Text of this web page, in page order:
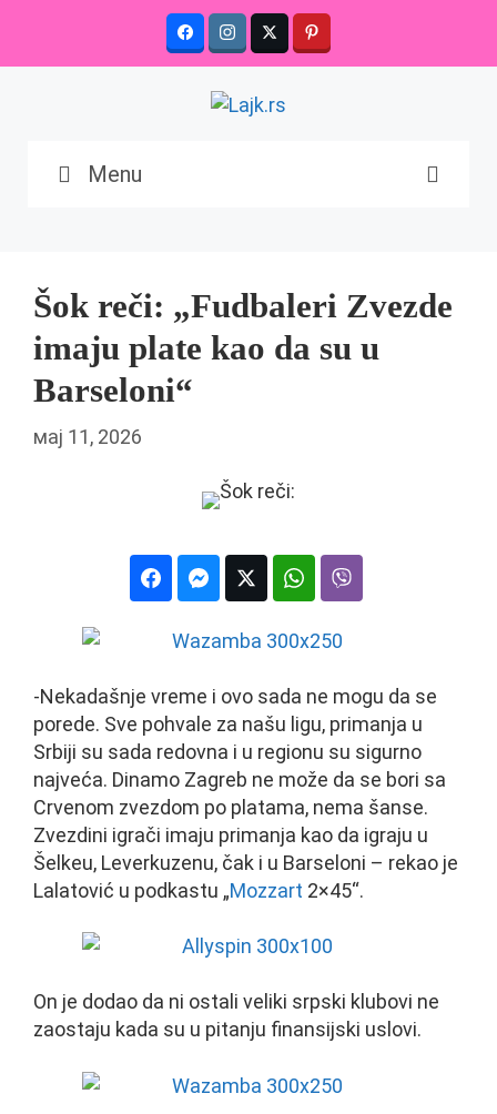
content
Menu
Šok reči: „Fudbaleri Zvezde
imaju plate kao da su u
Barseloni“
мај 11, 2026
-Nekadašnje vreme i ovo sada ne mogu da se
porede. Sve pohvale za našu ligu, primanja u
Srbiji su sada redovna i u regionu su sigurno
najveća. Dinamo Zagreb ne može da se bori sa
Crvenom zvezdom po platama, nema šanse.
Zvezdini igrači imaju primanja kao da igraju u
Šelkeu, Leverkuzenu, čak i u Barseloni – rekao je
Lalatović u podkastu „Mozzart 2×45“.
On je dodao da ni ostali veliki srpski klubovi ne
zaostaju kada su u pitanju finansijski uslovi.